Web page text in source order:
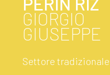
GIORGIO
GIUSEPPE
Settore tradizionale